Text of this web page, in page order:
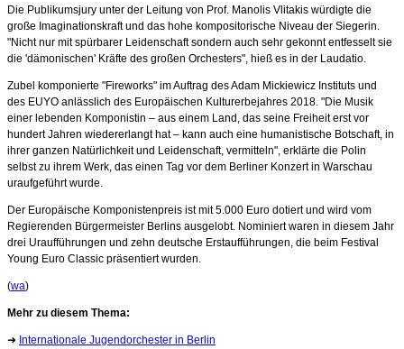
Die Publikumsjury unter der Leitung von Prof. Manolis Vlitakis würdigte die
große Imaginationskraft und das hohe kompositorische Niveau der Siegerin.
"Nicht nur mit spürbarer Leidenschaft sondern auch sehr gekonnt entfesselt sie
die 'dämonischen' Kräfte des großen Orchesters", hieß es in der Laudatio.
Zubel komponierte "Fireworks" im Auftrag des Adam Mickiewicz Instituts und
des EUYO anlässlich des Europäischen Kulturerbejahres 2018. "Die Musik
einer lebenden Komponistin – aus einem Land, das seine Freiheit erst vor
hundert Jahren wiedererlangt hat – kann auch eine humanistische Botschaft, in
ihrer ganzen Natürlichkeit und Leidenschaft, vermitteln", erklärte die Polin
selbst zu ihrem Werk, das einen Tag vor dem Berliner Konzert in Warschau
uraufgeführt wurde.
Der Europäische Komponistenpreis ist mit 5.000 Euro dotiert und wird vom
Regierenden Bürgermeister Berlins ausgelobt. Nominiert waren in diesem Jahr
drei Uraufführungen und zehn deutsche Erstaufführungen, die beim Festival
Young Euro Classic präsentiert wurden.
(wa)
Mehr zu diesem Thema:
➜ Internationale Jugendorchester in Berlin